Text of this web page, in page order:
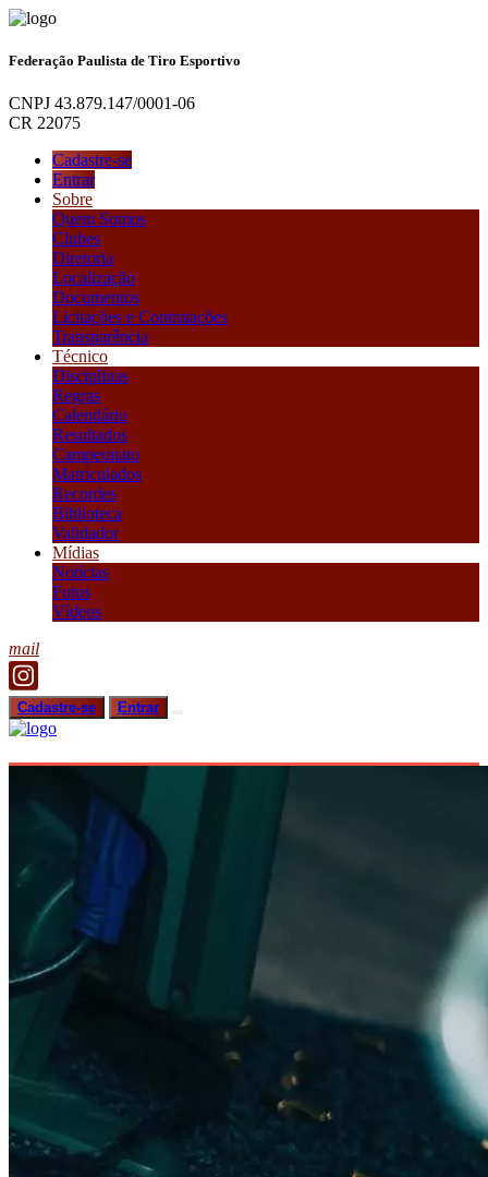
Federação Paulista de Tiro Esportivo
CNPJ 43.879.147/0001-06
CR 22075
Cadastre-se
Entrar
Sobre
Quem Somos
Clubes
Diretoria
Localização
Documentos
Licitações e Contratações
Transparência
Técnico
Disciplinas
Regras
Calendário
Resultados
Campeonato
Matriculados
Recordes
Biblioteca
Validador
Mídias
Notícias
Fotos
Vídeos
mail
Cadastre-se Entrar